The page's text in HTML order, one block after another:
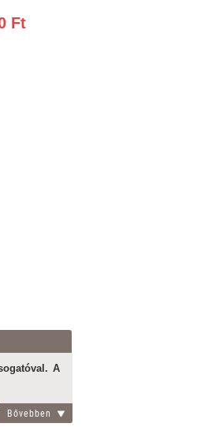
Ft
A
Bővebben